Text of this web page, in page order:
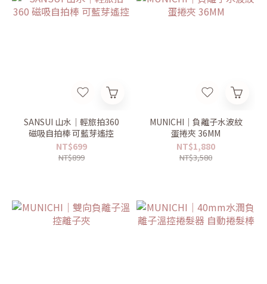
SANSUI 山水｜輕旅拍360
磁吸自拍棒 可藍芽遙控
NT$699
NT$899
MUNICHI｜負離子水波紋
蛋捲夾 36MM
NT$1,880
NT$3,580